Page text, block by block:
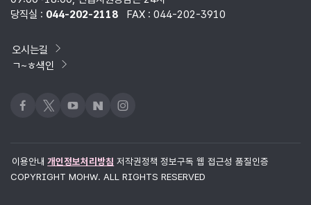
당직실 : 044-202-2118 FAX : 044-202-3910
오시는길
ㄱ~ㅎ색인
페이스북
x 유튜브네이버블로그
인스타그램
이용안내 개인정보처리방침 저작권정책 정보구독 웹 접근성 품질인증
COPYRIGHT MOHW. ALL RIGHTS RESERVED